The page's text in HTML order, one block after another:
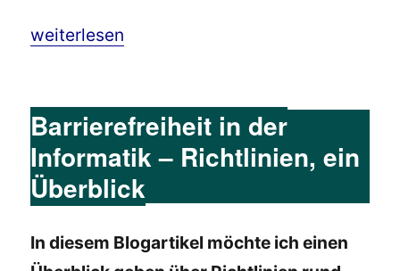
„Barrierefreie, plattformunabhängige
weiterlesen
Barrierefreiheit in der
Informatik – Richtlinien, ein
Überblick
In diesem Blogartikel möchte ich einen